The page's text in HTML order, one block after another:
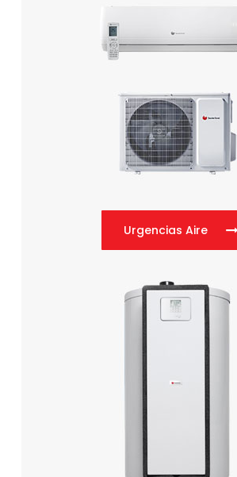
Urgencias Aire